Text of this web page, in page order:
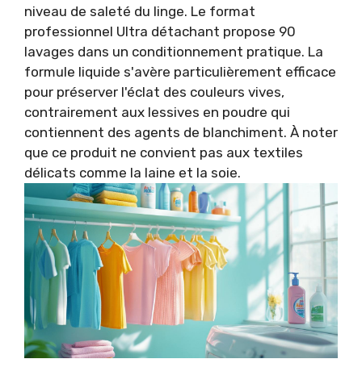
niveau de saleté du linge. Le format
professionnel Ultra détachant propose 90
lavages dans un conditionnement pratique. La
formule liquide s'avère particulièrement efficace
pour préserver l'éclat des couleurs vives,
contrairement aux lessives en poudre qui
contiennent des agents de blanchiment. À noter
que ce produit ne convient pas aux textiles
délicats comme la laine et la soie.